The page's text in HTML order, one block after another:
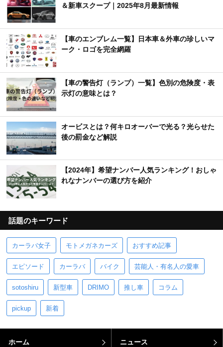
＆新車スクープ｜2025年8月最新情報
【車のエンブレム一覧】日本車＆外車の珍しいマ
ーク・ロゴを完全網羅
【車の警告灯（ランプ）一覧】色別の危険度・表
示灯の意味とは？
オービスとは？何キロオーバーで光る？光らせた
後の罰金など解説
【2024年】希望ナンバー人気ランキング！おしゃ
れなナンバーの選び方を紹介
話題のキーワード
カーラバ女子 モトメガネカーズ おすすめ記事
エピソード カーラバ バイク 芸能人・有名人の愛車
sotoshiru 新型車 DRIMO 推し車 コラム
pickup 新着
ホーム ニュース